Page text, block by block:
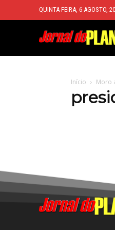
QUINTA-FEIRA, 6 AGOSTO,
Início Moro